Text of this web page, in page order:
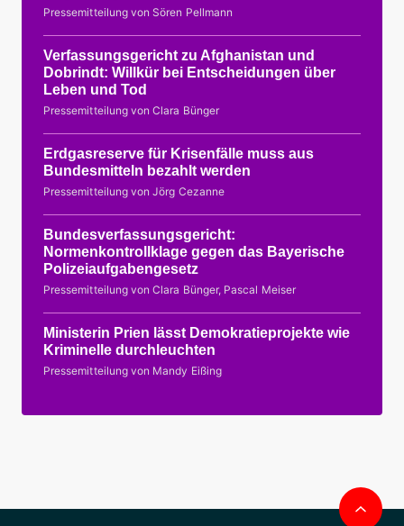
Pressemitteilung von Sören Pellmann
Verfassungsgericht zu Afghanistan und
Dobrindt: Willkür bei Entscheidungen über
Leben und Tod
Pressemitteilung von Clara Bünger
Erdgasreserve für Krisenfälle muss aus
Bundesmitteln bezahlt werden
Pressemitteilung von Jörg Cezanne
Bundesverfassungsgericht:
Normenkontrollklage gegen das Bayerische
Polizeiaufgabengesetz
Pressemitteilung von Clara Bünger, Pascal Meiser
Ministerin Prien lässt Demokratieprojekte wie
Kriminelle durchleuchten
Pressemitteilung von Mandy Eißing